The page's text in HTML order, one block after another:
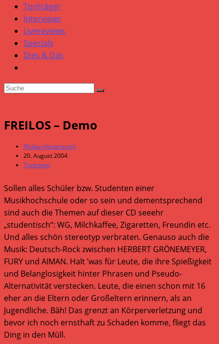
Tonträger
Interviews
Livereviews
Specials
Dies & Das
FREILOS – Demo
Beitrags-
Autor:
Philipp Heidenreich
Beitrag
veröffentlicht:
20. August 2004
Beitrags-
Tonträger
Sollen alles Schüler bzw. Studenten einer
Musikhochschule oder so sein und dementsprechend
sind auch die Themen auf dieser CD seeehr
„studentisch“: WG, Milchkaffee, Zigaretten, Freundin etc.
Und alles schön stereotyp verbraten. Genauso auch die
Musik: Deutsch-Rock zwischen HERBERT GRÖNEMEYER,
FURY und AIMAN. Halt ’was für Leute, die ihre Spießigkeit
und Belanglosigkeit hinter Phrasen und Pseudo-
Alternativität verstecken. Leute, die einen schon mit 16
eher an die Eltern oder Großeltern erinnern, als an
Jugendliche. Bäh! Das grenzt an Körperverletzung und
bevor ich noch ernsthaft zu Schaden komme, fliegt das
Ding in den Müll.